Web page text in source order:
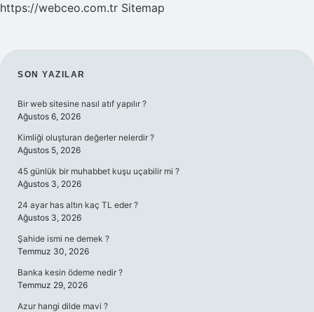
https://webceo.com.tr Sitemap
SIDEBAR
SON YAZILAR
Bir web sitesine nasıl atıf yapılır ?
Ağustos 6, 2026
Kimliği oluşturan değerler nelerdir ?
Ağustos 5, 2026
45 günlük bir muhabbet kuşu uçabilir mi ?
Ağustos 3, 2026
24 ayar has altın kaç TL eder ?
Ağustos 3, 2026
Şahide ismi ne demek ?
Temmuz 30, 2026
Banka kesin ödeme nedir ?
Temmuz 29, 2026
Azur hangi dilde mavi ?